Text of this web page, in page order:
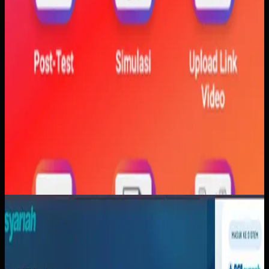
Software Kustom
KPI Tracker BCA Syariah